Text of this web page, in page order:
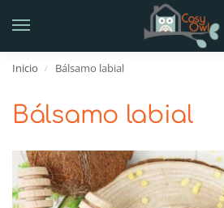
Inicio / Bálsamo labial
Bálsamo labial